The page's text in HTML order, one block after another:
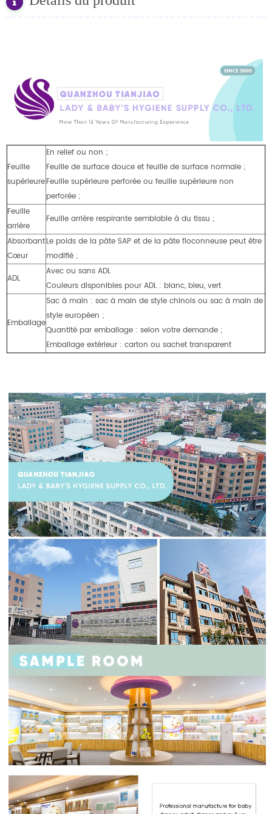
Feuille
supérieure
En relief ou non ;
Feuille de surface douce et feuille de surface normale ;
Feuille supérieure perforée ou feuille supérieure non
perforée ;
Feuille
arrière
Feuille arrière respirante semblable à du tissu ;
Absorbant
Cœur
Le poids de la pâte SAP et de la pâte floconneuse peut être
modifié ;
ADL
Avec ou sans ADL
Couleurs disponibles pour ADL : blanc, bleu, vert
Emballage
Sac à main : sac à main de style chinois ou sac à main de
style européen ;
Quantité par emballage : selon votre demande ;
Emballage extérieur : carton ou sachet transparent